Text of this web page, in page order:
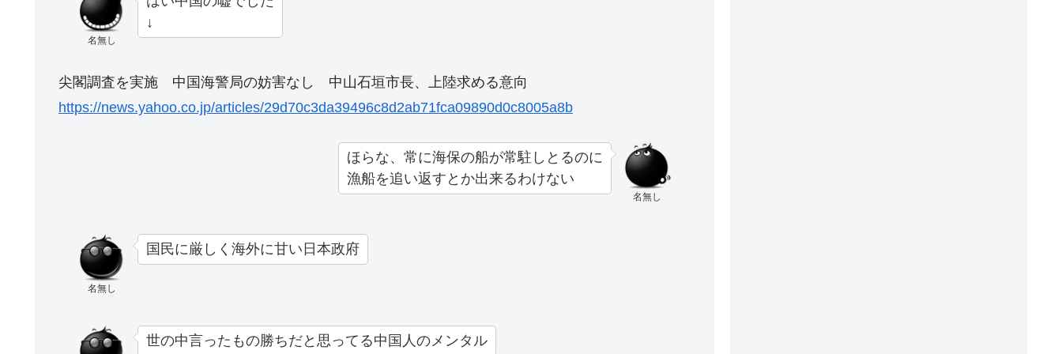
名無し
↓
尖閣調査を実施 中国海警局の妨害なし 中山石垣市長、上陸求める意向
https://news.yahoo.co.jp/articles/29d70c3da39496c8d2ab71fca09890d0c8005a8b
名無し
ほらな、常に海保の船が常駐しとるのに
漁船を追い返すとか出来るわけない
名無し
国民に厳しく海外に甘い日本政府
世の中言ったもの勝ちだと思ってる中国人のメンタル